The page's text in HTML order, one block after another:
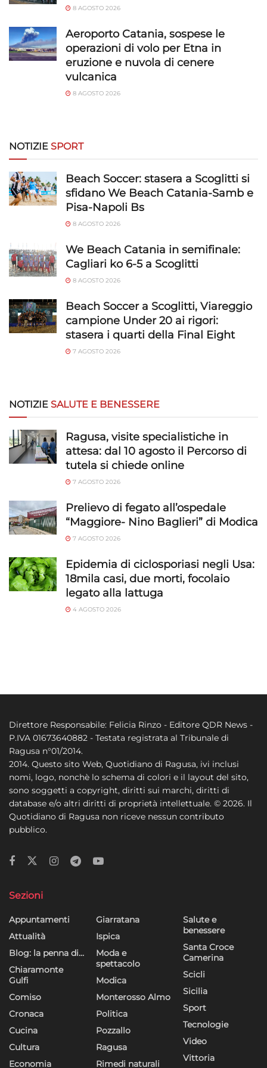
Salvare e comunicare le scelte sulla
privacy.
8 AGOSTO 2026
Aeroporto Catania, sospese le
operazioni di volo per Etna in
eruzione e nuvola di cenere
vulcanica
8 AGOSTO 2026
NOTIZIE SPORT
Beach Soccer: stasera a Scoglitti si
sfidano We Beach Catania-Samb e
Pisa-Napoli Bs
8 AGOSTO 2026
We Beach Catania in semifinale:
Cagliari ko 6-5 a Scoglitti
8 AGOSTO 2026
Beach Soccer a Scoglitti, Viareggio
campione Under 20 ai rigori:
stasera i quarti della Final Eight
7 AGOSTO 2026
NOTIZIE SALUTE E BENESSERE
Ragusa, visite specialistiche in
attesa: dal 10 agosto il Percorso di
tutela si chiede online
7 AGOSTO 2026
Prelievo di fegato all’ospedale
“Maggiore- Nino Baglieri” di Modica
7 AGOSTO 2026
Epidemia di ciclosporiasi negli Usa:
18mila casi, due morti, focolaio
legato alla lattuga
4 AGOSTO 2026
Direttore Responsabile: Felicia Rinzo - Editore QDR News -
P.IVA 01673640882 - Testata registrata al Tribunale di
Ragusa n°01/2014.
2014. Questo sito Web, Quotidiano di Ragusa, ivi inclusi
nomi, logo, nonchè lo schema di colori e il layout del sito,
sono soggetti a copyright, diritti sui marchi, diritti di
database e/o altri diritti di proprietà intellettuale. © 2026. Il
Quotidiano di Ragusa non riceve nessun contributo
pubblico.
Sezioni
Appuntamenti
Attualità
Blog: la penna di…
Chiaramonte
Gulfi
Comiso
Cronaca
Cucina
Cultura
Economia
Giarratana
Ispica
Moda e
spettacolo
Modica
Monterosso Almo
Politica
Pozzallo
Ragusa
Rimedi naturali
Salute e
benessere
Santa Croce
Camerina
Scicli
Sicilia
Sport
Tecnologie
Video
Vittoria